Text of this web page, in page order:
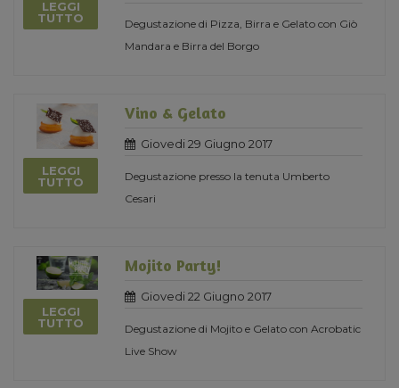
LEGGI
TUTTO
Degustazione di Pizza, Birra e Gelato con Giò
Mandara e Birra del Borgo
LEGGI
TUTTO
Vino & Gelato
Giovedi 29 Giugno 2017
Degustazione presso la tenuta Umberto
Cesari
LEGGI
TUTTO
Mojito Party!
Giovedi 22 Giugno 2017
Degustazione di Mojito e Gelato con Acrobatic
Live Show